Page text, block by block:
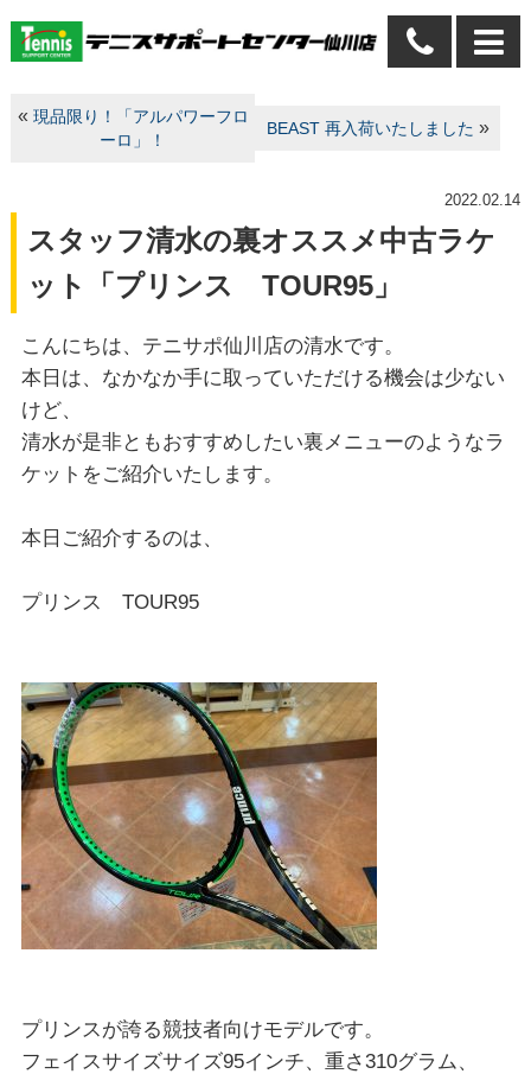
« 現品限り！「アルパワーフロ
ーロ」！
BEAST 再入荷いたしました »
2022.02.14
スタッフ清水の裏オススメ中古ラケ
ット「プリンス TOUR95」
こんにちは、テニサポ仙川店の清水です。
本日は、なかなか手に取っていただける機会は少ない
けど、
清水が是非ともおすすめしたい裏メニューのようなラ
ケットをご紹介いたします。
本日ご紹介するのは、
プリンス TOUR95
プリンスが誇る競技者向けモデルです。
フェイスサイズサイズ95インチ、重さ310グラム、